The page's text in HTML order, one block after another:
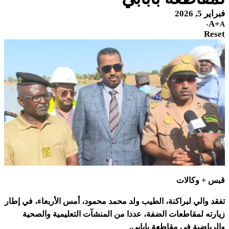
فبراير 5, 2026
A+A-
Reset
قبس + وكالات
تفقد والي لبراكنة، الطيب ولد محمد محمود، أمس الأربعاء، في إطار
زيارته لمقاطعات الضفة، عددا من المنشآت التعليمية والصحية
والرياضية في مقاطعة بابابي.